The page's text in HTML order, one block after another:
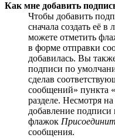
Как мне добавить
Чтобы добавить
сначала создать её
можете отметить
в форме отправки
добавилась. Вы
подписи по
сделав
сообщений» пункта
разделе. Несмотря
добавление
флажок
сообщения.